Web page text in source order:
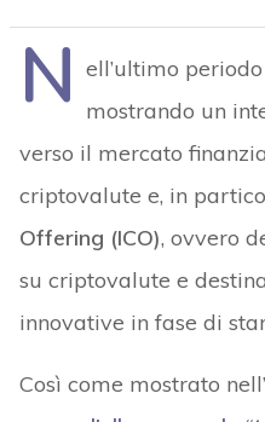
N ell’ultimo
mostrando un
verso il mercato
criptovalute e, in
Offering (ICO), ovvero
su criptovalute e
innovative in fase di
Così come mostrato